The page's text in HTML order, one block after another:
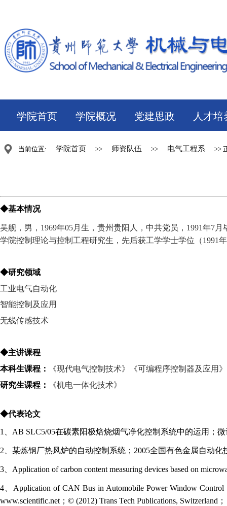
学院首页 学院概况 党建思政 人才培
当前位置: 学院首页 >> 师资队伍 >> 电气工程系 >>
◆基本情况
吴舰，男，1969年05月生，贵州贵阳人，中共党员，1991年7
学院控制理论与控制工程研究生，先后获工学学士学位（1991
◆研究领域
工业电气自动化
智能控制及应用
无线传感技术
◆主讲课程
本科生课程：
《现代电气控制技术》《可编程序控制器及应
研究生课程：
《机电一体化技术》
◆代表论文
1、AB SLC5/05在碳素阳极焙烧烟气净化控制系统中的运用；
2、某炼钢厂热风炉的自动控制系统；2005全国有色金属自动
3、Application of carbon content measuring devices based on
4、Application of CAN Bus in Automobile Power Window Control
www.scientific.net ；© (2012) Trans Tech Publications, Switzerland